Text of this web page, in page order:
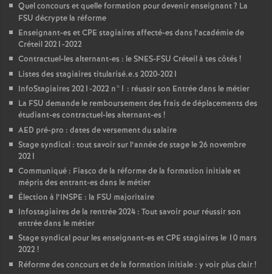
Quel concours et quelle formation pour devenir enseignant? La
FSU décrypte la réforme
Enseignant-es etCPE stagiaires affecté-es dans l’académie de
Créteil 2021-2022
Contractuel-les alternant-es : leSNES-FSU Créteil à tes côtés !
Listes des stagiaires titularisé.e.s 2020-2021
InfoStagiaires 2021-2022 n°1 : réussir son Entrée dans le métier
La FSU demande le remboursement des frais de déplacements des
étudiant-es contractuel-les alternant-es !
AED pré-pro : dates de versement du salaire
Stage syndical : tout savoir sur l’année de stage le 26 novembre
2021
Communiqué : Fiasco de la réforme de la formation initiale et
mépris des entrant-es dans le métier
Élection à l’INSPE : la FSU majoritaire
Infostagiaires de la rentrée 2024 : Tout savoir pour réussir son
entrée dans le métier
Stage syndical pour les enseignant-es etCPE stagiaires le 10 mars
2022!
Réforme des concours et de la formation initiale : y voir plus clair!